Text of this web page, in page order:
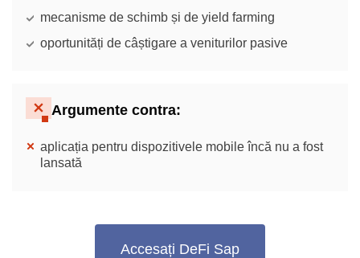
mecanisme de schimb și de yield farming
oportunități de câștigare a veniturilor pasive
Argumente contra:
aplicația pentru dispozitivele mobile încă nu a fost
lansată
Accesați DeFi Sap